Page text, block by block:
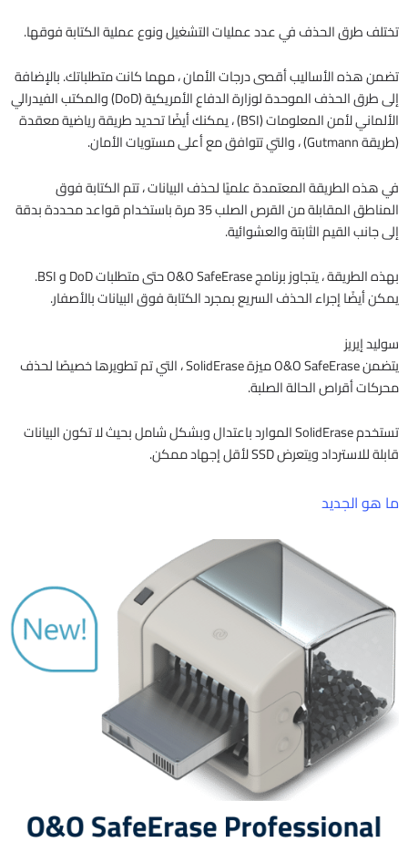
تختلف طرق الحذف في عدد عمليات التشغيل ونوع عملية الكتابة فوقها.
تضمن هذه الأساليب أقصى درجات الأمان ، مهما كانت متطلباتك. بالإضافة
إلى طرق الحذف الموحدة لوزارة الدفاع الأمريكية (DoD) والمكتب الفيدرالي
الألماني لأمن المعلومات (BSI) ، يمكنك أيضًا تحديد طريقة رياضية معقدة
(طريقة Gutmann) ، والتي تتوافق مع أعلى مستويات الأمان.
في هذه الطريقة المعتمدة علميًا لحذف البيانات ، تتم الكتابة فوق
المناطق المقابلة من القرص الصلب 35 مرة باستخدام قواعد محددة بدقة
إلى جانب القيم الثابتة والعشوائية.
بهذه الطريقة ، يتجاوز برنامج O&O SafeErase حتى متطلبات DoD و BSI.
يمكن أيضًا إجراء الحذف السريع بمجرد الكتابة فوق البيانات بالأصفار.
سوليد إيريز
يتضمن O&O SafeErase ميزة SolidErase ، التي تم تطويرها خصيصًا لحذف
محركات أقراص الحالة الصلبة.
تستخدم SolidErase الموارد باعتدال وبشكل شامل بحيث لا تكون البيانات
قابلة للاسترداد ويتعرض SSD لأقل إجهاد ممكن.
ما هو الجديد